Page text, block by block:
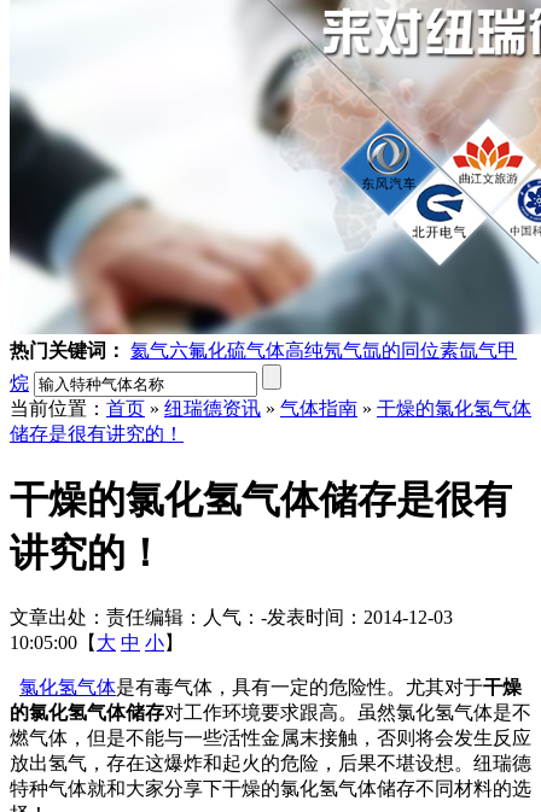
热门关键词： 氦气六氟化硫气体高纯氖气氙的同位素氙气甲
烷
当前位置： 首页 » 纽瑞德资讯 » 气体指南 » 干燥的氯化氢气体
储存是很有讲究的！
干燥的氯化氢气体储存是很有
讲究的！
文章出处： 责任编辑： 人气： -发表时间：2014-12-03
10:05:00【 大 中 小】
氯化氢气体是有毒气体，具有一定的危险性。尤其对于干燥
的氯化氢气体储存对工作环境要求跟高。虽然氯化氢气体是不
燃气体，但是不能与一些活性金属末接触，否则将会发生反应
放出氢气，存在这爆炸和起火的危险，后果不堪设想。纽瑞德
特种气体就和大家分享下干燥的氯化氢气体储存不同材料的选